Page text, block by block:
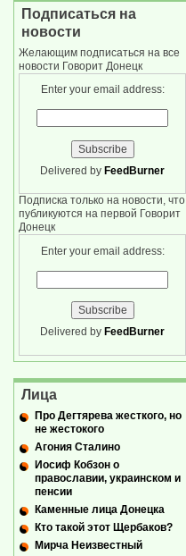
Подписаться на
новости
Желающим подписаться на все
новости Говорит Донецк
Enter your email address:
Delivered by FeedBurner
Подписка только на новости, что
публикуются на первой Говорит
Донецк
Enter your email address:
Delivered by FeedBurner
Лица
Про Дегтярева жесткого, но
не жестокого
Агония Сталино
Иосиф Кобзон о
православии, украинском и
пенсии
Каменные лица Донецка
Кто такой этот Щербаков?
Мирча Неизвестный